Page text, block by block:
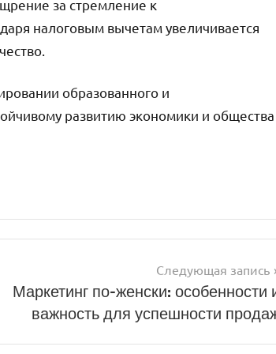
за стремление к
налоговым вычетам увеличивается
образованного и
развитию экономики и общества
Следующая запись
Маркетинг по-женски: особенности
важность для успешности